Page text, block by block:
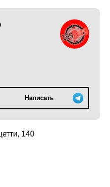
Написать
140